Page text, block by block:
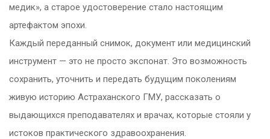
медик», а старое удостоверение стало настоящим
артефактом эпохи.
Каждый переданный снимок, документ или медицинский
инструмент — это не просто экспонат. Это возможность
сохранить, уточнить и передать будущим поколениям
живую историю Астраханского ГМУ, рассказать о
выдающихся преподавателях и врачах, которые стояли у
истоков практического здравоохранения.